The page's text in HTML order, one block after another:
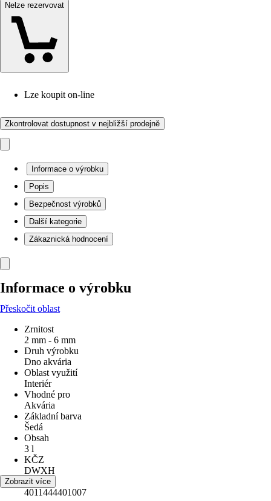
Nelze rezervovat
Lze koupit on-line
Zkontrolovat dostupnost v nejbližší prodejně
Informace o výrobku
Popis
Bezpečnost výrobků
Další kategorie
Zákaznická hodnocení
Informace o výrobku
Přeskočit oblast
Zrnitost
2 mm - 6 mm
Druh výrobku
Dno akvária
Oblast využití
Interiér
Vhodné pro
Akvária
Základní barva
Šedá
Obsah
3 l
KČZ
DWXH
EAN
4011444401007
Zobrazit více